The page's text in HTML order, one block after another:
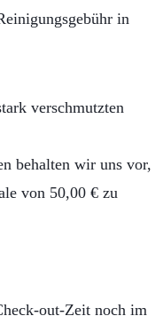
in
verschmutzten
behalten wir uns vor,
von 50,00 € zu
out-Zeit noch im